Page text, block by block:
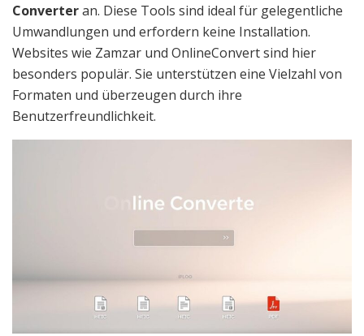
Converteran. Diese Tools sind ideal für gelegentliche
Umwandlungen und erfordern keine Installation.
Websites wie Zamzar und OnlineConvert sind hier
besonders populär. Sie unterstützen eine Vielzahl von
Formaten und überzeugen durch ihre
Benutzerfreundlichkeit.